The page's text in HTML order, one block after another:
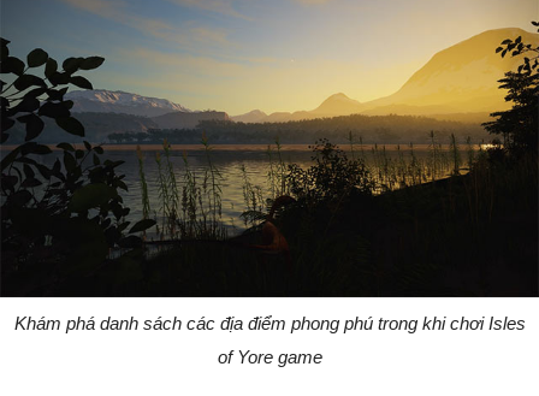
Khám phá danh sách các địa điểm phong phú trong khi chơi Isles
of Yore game